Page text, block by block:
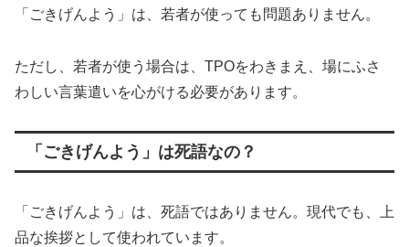
「ごきげんよう」は、若者が使っても問題ありません。
ただし、若者が使う場合は、TPOをわきまえ、場にふさ
わしい言葉遣いを心がける必要があります。
「ごきげんよう」は死語なの？
「ごきげんよう」は、死語ではありません。現代でも、上
品な挨拶として使われています。